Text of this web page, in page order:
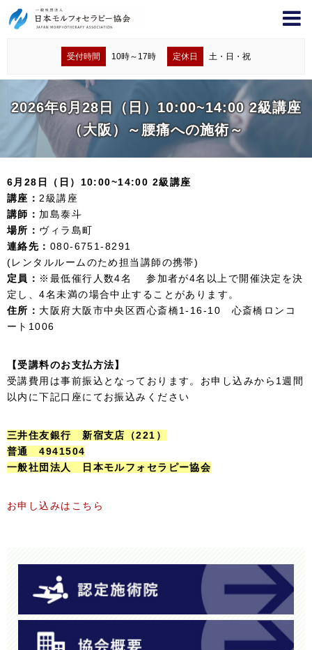
受付時間 10時～17時 定休日 土・日・祝
2026年6月28日（日）10:00~14:00 2級講座
（大阪）～腰痛への施術～
6月28日（日）10:00~14:00 2級講座
講座： 2級講座
講師： 加島泰斗
場所： ヴィラ島町
連絡先： 080-6751-8291
(レンタルルームのため担当講師の携帯)
定員： ※最低催行人数4名 参加者が4名以上で開催決定を決
定し、4名未満の場合中止することがあります。
住所： 大阪府大阪市中央区西心斎橋1-16-10 心斎橋ロンコ
ート1006
【受講料のお支払方法】
受講費用は事前振込となっております。お申し込みから1週間
以内に下記口座にてお振込みください
三井住友銀行 新宿支店（221）
普通 4941504
一般社団法人 日本モルフォセラピー協会
お申し込みはこちら